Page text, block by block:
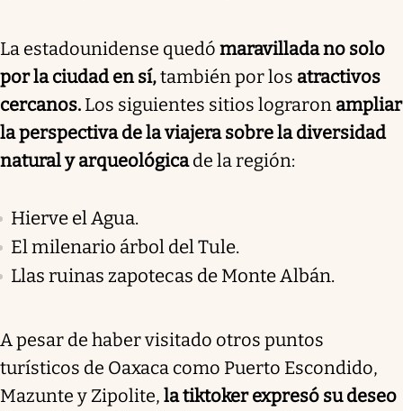
La estadounidense quedó maravillada no solo
por la ciudad en sí,también por los atractivos
cercanos. Los siguientes sitios lograron ampliar
la perspectiva de la viajera sobre la diversidad
natural y arqueológicade la región:
Hierve el Agua.
El milenario árbol del Tule.
Llas ruinas zapotecas de Monte Albán.
A pesar de haber visitado otros puntos
turísticos de Oaxaca como Puerto Escondido,
Mazunte y Zipolite, la tiktoker expresó su deseo